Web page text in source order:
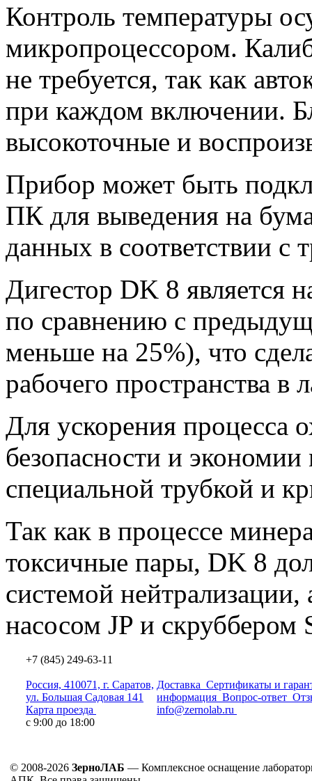
Контроль температуры
микропроцессором.
не требуется, так как
при каждом включении.
высокоточные и
Прибор может быть
ПК для выведения на
данных в соответствии с
Дигестор DK 8 является
по сравнению с
меньше на 25%), что
рабочего пространства в
Для ускорения процесса
безопасности и
специальной трубкой и
Так как в процессе
токсичные пары, DK 8
системой
насосом JP и
+7 (845) 249-63-11
Россия, 410071, г. Саратов,
ул. Большая Садовая 141
Карта проезда
с 9:00 до 18:00
Доставка Сертификаты и
информация Вопрос-ответ
info@zernolab.ru
© 2008-2026 ЗерноЛАБ — Комплексное оснащение